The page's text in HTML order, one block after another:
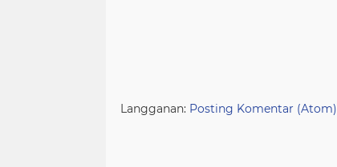
Langganan: Posting Komentar (Atom)